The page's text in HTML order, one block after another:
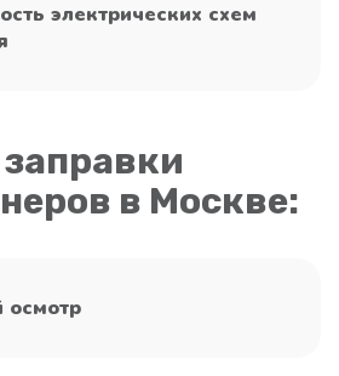
электрических схем
в Москве:
осмотр